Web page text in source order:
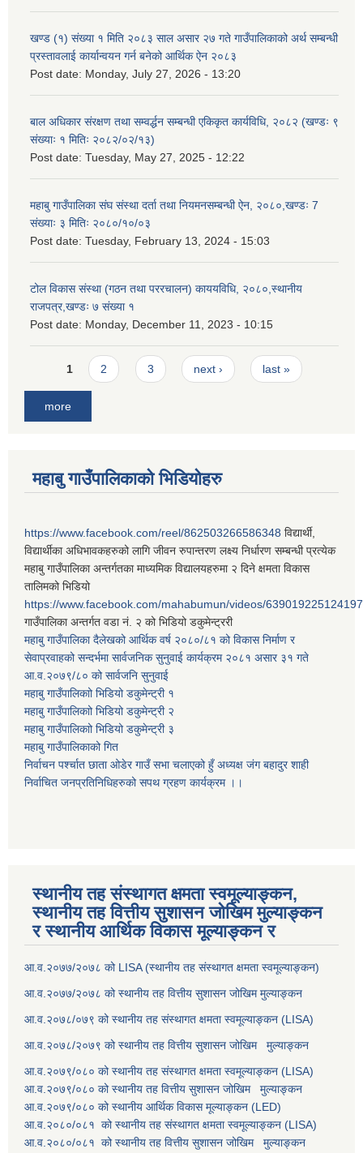
खण्ड (१) संख्या १ मिति २०८३ साल असार २७ गते गाउँपालिकाको अर्थ सम्बन्धी
प्रस्तावलाई कार्यान्वयन गर्न बनेको आर्थिक ऐन २०८३
Post date: Monday, July 27, 2026 - 13:20
बाल अधिकार संरक्षण तथा सम्वर्द्धन सम्बन्धी एकिकृत कार्यविधि, २०८२ (खण्डः ९
संख्याः १ मितिः २०८२/०२/१३)
Post date: Tuesday, May 27, 2025 - 12:22
महाबु गाउँपालिका संघ संस्था दर्ता तथा नियमनसम्बन्धी ऐन, २०८०,खण्डः 7
संख्याः ३ मितिः २०८०/१०/०३
Post date: Tuesday, February 13, 2024 - 15:03
टोल विकास संस्था (गठन तथा पररचालन) काययविधि, २०८०,स्थानीय
राजपत्र,खण्डः ७ संख्या १
Post date: Monday, December 11, 2023 - 10:15
Pages
1 2 3 next › last »
more
महाबु गाउँपालिकाको भिडियोहरु
https://www.facebook.com/reel/862503266586348 विद्यार्थी,
विद्यार्थीका अधिभावकहरुको लागि जीवन रुपान्तरण लक्ष्य निर्धारण सम्बन्धी प्रत्येक
महाबु गाउँपालिका अन्तर्गतका माध्यमिक विद्यालयहरुमा २ दिने क्षमता विकास
तालिमको भिडियो
https://www.facebook.com/mahabumun/videos/639019225124197
गाउँपालिका अन्तर्गत वडा नं. २ को भिडियो डकुमेन्ट्ररी
महाबु गाउँपालिका दैलेखको आर्थिक वर्ष २०८०/८१ को विकास निर्माण र
सेवाप्रवाहको सन्दर्भमा सार्वजनिक सुनुवाई कार्यक्रम २०८१ असार ३१ गते
आ.व.२०७९/८० को सार्वजनि सुनुवाई
महाबु गाउँपालिकाो भिडियो डकुमेन्ट्री १
महाबु गाउँपालिकाो भिडियो डकुमेन्ट्री २
महाबु गाउँपालिकाो भिडियो डकुमेन्ट्री ३
महाबु गाउँपालिकाको गित
निर्वाचन पर्श्चात छाता ओडेर गाउँ सभा चलाएको हुँ अध्यक्ष जंग बहादुर शाही
निर्वाचित जनप्रतिनिधिहरुको सपथ ग्रहण कार्यक्रम ।।
स्थानीय तह संस्थागत क्षमता स्वमूल्याङ्कन,
स्थानीय तह वित्तीय सुशासन जोखिम मुल्याङ्कन
र स्थानीय आर्थिक विकास मूल्याङ्कन र
आ.व.२०७७/२०७८ को LISA (स्थानीय तह संस्थागत क्षमता स्वमूल्याङ्कन)
आ.व.२०७७/२०७८ को स्थानीय तह वित्तीय सुशासन जोखिम मुल्याङ्कन
आ.व.२०७८/०७९ को स्थानीय तह संस्थागत क्षमता स्वमूल्याङ्कन (LISA)
आ.व.२०७८/२०७९ को स्थानीय तह वित्तीय सुशासन जोखिम मुल्याङ्कन
आ.व.२०७९/०८० को स्थानीय तह संस्थागत क्षमता स्वमूल्याङ्कन (LISA)
आ.व.२०७९/०८० को स्थानीय तह वित्तीय सुशासन जोखिम मुल्याङ्कन
आ.व.२०७९/०८० को स्थानीय आर्थिक विकास मूल्याङ्कन (LED)
आ.व.२०८०/०८१ को स्थानीय तह संस्थागत क्षमता स्वमूल्याङ्कन (LISA)
आ.व.२०८०/०८१ को स्थानीय तह वित्तीय सुशासन जोखिम मुल्याङ्कन